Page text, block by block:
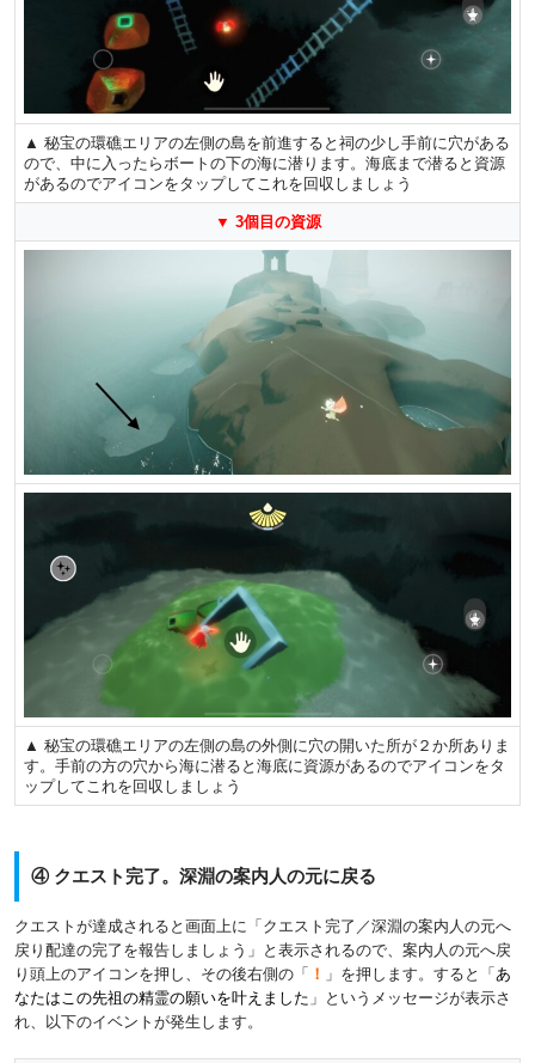
▲ 秘宝の環礁エリアの左側の島を前進すると祠の少し手前に穴がある
ので、中に入ったらボートの下の海に潜ります。海底まで潜ると資源
があるのでアイコンをタップしてこれを回収しましょう
▼ 3個目の資源
▲ 秘宝の環礁エリアの左側の島の外側に穴の開いた所が２か所ありま
す。手前の方の穴から海に潜ると海底に資源があるのでアイコンをタ
ップしてこれを回収しましょう
④ クエスト完了。深淵の案内人の元に戻る
クエストが達成されると画面上に「クエスト完了／深淵の案内人の元へ
戻り配達の完了を報告しましょう」と表示されるので、案内人の元へ戻
り頭上のアイコンを押し、その後右側の「 ！ 」を押します。すると「あ
なたはこの先祖の精霊の願いを叶えました 」というメッセージが表示さ
れ、以下のイベントが発生します。